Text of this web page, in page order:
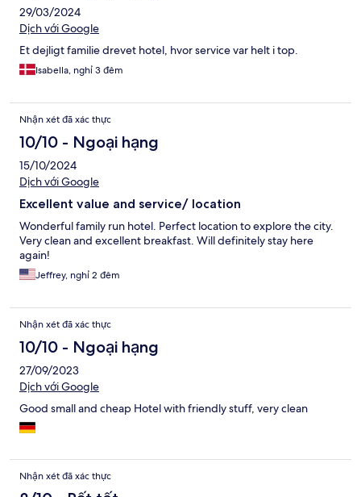
29/03/2024
Dịch với Google
Et dejligt familie drevet hotel, hvor service var helt i top.
Isabella, nghỉ 3 đêm
Nhận xét đã xác thực
10/10 - Ngoại hạng
15/10/2024
Dịch với Google
Excellent value and service/ location
Wonderful family run hotel. Perfect location to explore the city.
Very clean and excellent breakfast. Will definitely stay here
again!
Jeffrey, nghỉ 2 đêm
Nhận xét đã xác thực
10/10 - Ngoại hạng
27/09/2023
Dịch với Google
Good small and cheap Hotel with friendly stuff, very clean
Nhận xét đã xác thực